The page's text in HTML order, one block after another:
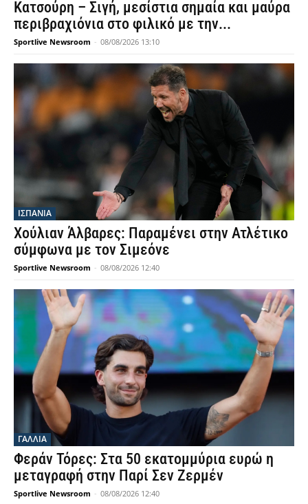
Κατσούρη – Σιγή, μεσίστια σημαία και μαύρα
περιβραχιόνια στο φιλικό με την...
Sportlive Newsroom - 08/08/2026 13:10
ΙΣΠΑΝΙΑ
Χούλιαν Άλβαρες: Παραμένει στην Ατλέτικο
σύμφωνα με τον Σιμεόνε
Sportlive Newsroom - 08/08/2026 12:40
ΓΑΛΛΙΑ
Φεράν Τόρες: Στα 50 εκατομμύρια ευρώ η
μεταγραφή στην Παρί Σεν Ζερμέν
Sportlive Newsroom - 08/08/2026 12:40